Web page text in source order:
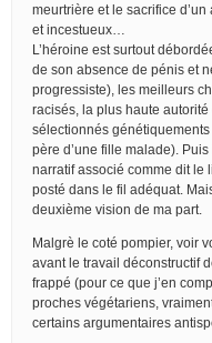
meurtrière et le sacrifice
et incestueux…
L’héroine est surtout
de son absence de pénis et
progressiste), les meilleurs
racisés, la plus haute
sélectionnés
père d’une fille malade).
narratif associé comme dit le
posté dans le fil adéquat.
deuxième vision de ma part.
Malgrè le coté pompier, voir
avant le travail déconstructif
frappé (pour ce que j’en
proches végétariens,
certains argumentaires